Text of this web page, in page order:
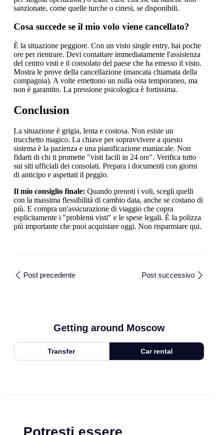
sanzionate, come quelle turche o cinesi, se disponibili.
Cosa succede se il mio volo viene cancellato?
È la situazione peggiore. Con un visto single entry, hai poche
ore per rientrare. Devi contattare immediatamente l'assistenza
del centro visti e il consolato del paese che ha emesso il visto.
Mostra le prove della cancellazione (mancata chiamata della
compagnia). A volte emettono un nulla osta temporaneo, ma
non è garantito. La pressione psicologica è fortissima.
Conclusion
La situazione è grigia, lenta e costosa. Non esiste un
trucchetto magico. La chiave per sopravvivere a questo
sistema è la pazienza e una pianificazione maniacale. Non
fidarti di chi ti promette "visti facili in 24 ore". Verifica tutto
sui siti ufficiali dei consolati. Prepara i documenti con giorni
di anticipo e aspettati il peggio.
Il mio consiglio finale: Quando prenoti i voli, scegli quelli
con la massima flessibilità di cambio data, anche se costano di
più. E compra un'assicurazione di viaggio che copra
esplicitamente i "problemi visti" e le spese legali. È la polizza
più importante che puoi acquistare oggi. Non risparmiare qui.
Post precedente Post successivo
Getting around Moscow
Transfer Car rental
Potresti essere